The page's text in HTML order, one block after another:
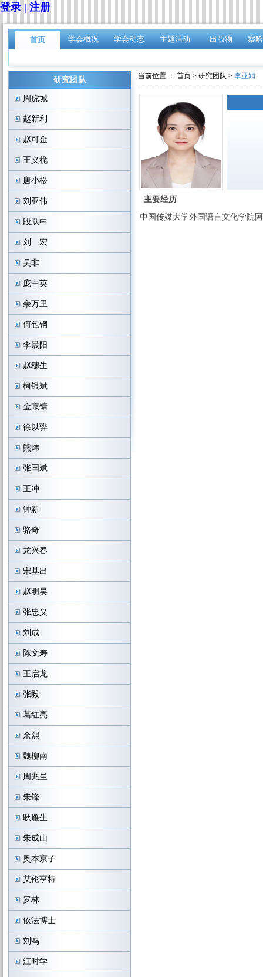
登录 | 注册
首页 学会概况 学会动态 主题活动 出版物 察
研究团队
周虎城
赵新利
赵可金
王义桅
唐小松
刘亚伟
段跃中
刘 宏
吴非
庞中英
余万里
何包钢
李晨阳
赵穗生
柯银斌
金京镛
徐以骅
熊炜
张国斌
王冲
钟新
骆奇
龙兴春
宋基出
赵明昊
张忠义
刘成
陈文寿
王启龙
张毅
葛红亮
余熙
魏柳南
周兆呈
朱锋
耿雁生
朱成山
奥本京子
艾伦亨特
罗林
依法博士
刘鸣
江时学
当前位置 ： 首页 > 研究团队 > 李亚娟
主要经历
中国传媒大学外国语言文化学院